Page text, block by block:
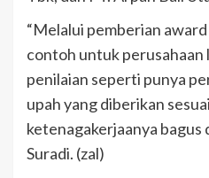
“Melalui pemberian
contoh untuk perusahaan
penilaian seperti punya
upah yang diberikan
ketenagakerjaanya bagus
Suradi. (zal)